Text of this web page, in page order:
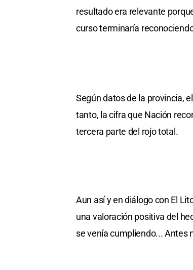
resultado era relevante
curso terminaría
Según datos de la provincia,
tanto, la cifra que Nación
tercera parte del rojo total.
Aun así y en diálogo con El
una valoración positiva del
se venía cumpliendo... Antes